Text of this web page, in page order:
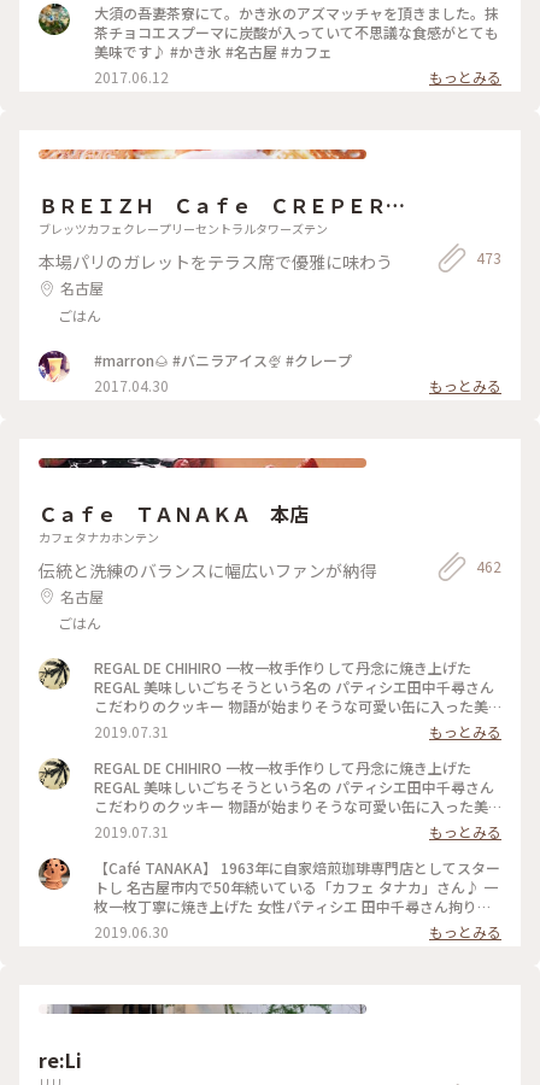
大須の吾妻茶寮にて。かき氷のアズマッチャを頂きました。抹
茶チョコエスプーマに炭酸が入っていて不思議な食感がとても
美味です♪ #かき氷 #名古屋 #カフェ
2017.06.12
もっとみる
ＢＲＥＩＺＨ Ｃａｆｅ ＣＲＥＰＥＲＩ
Ｅ セントラルタワーズ店
ブレッツカフェクレープリーセントラルタワーズテン
本場パリのガレットをテラス席で優雅に味わう
名古屋
ごはん
473
#marron🌰 #バニラアイス🍨 #クレープ
2017.04.30
もっとみる
Ｃａｆｅ ＴＡＮＡＫＡ 本店
カフェタナカホンテン
伝統と洗練のバランスに幅広いファンが納得
名古屋
ごはん
462
REGAL DE CHIHIRO 一枚一枚手作りして丹念に焼き上げた
REGAL 美味しいごちそうという名の パティシエ田中千尋さん
こだわりのクッキー 物語が始まりそうな可愛い缶に入った美
味しい 贈り物 全部美味しいクッキー 私のお気に入りは手前の
サブレ ディアマン ショコラ エクアドル産のチョコレートたっ
ぷりにザックリした食感 最後に感じる塩がアクセントに 甘 じ
ょっぱさがたまらない まりこさんありがとうございました #あ
りがとう
2019.07.31
もっとみる
REGAL DE CHIHIRO 一枚一枚手作りして丹念に焼き上げた
REGAL 美味しいごちそうという名の パティシエ田中千尋さん
こだわりのクッキー 物語が始まりそうな可愛い缶に入った美
味しい 贈り物 毎日楽しんで頂きました まりこさんありがとう
ございました #ありがとう
2019.07.31
もっとみる
【Café TANAKA】 1963年に自家焙煎珈琲専門店としてスター
トし 名古屋市内で50年続いている「カフェ タナカ」さん♪ 一
枚一枚丁寧に焼き上げた 女性パティシエ 田中千尋さん拘りの
クッキー 「REGAL DE CHIHIRO」 「REGAL」とはフランス語
で 「美味しいごちそう」という意味なんだそう_φ(･_･ 可愛い
ントになっていてビックリ(๑˃̵ᴗ˂̵) 美味しさがギュッと詰まっ
ございました☘ #カフェタナカ #TANAKA #まりこさんありが
2019.06.30 もっとみる
re:Li